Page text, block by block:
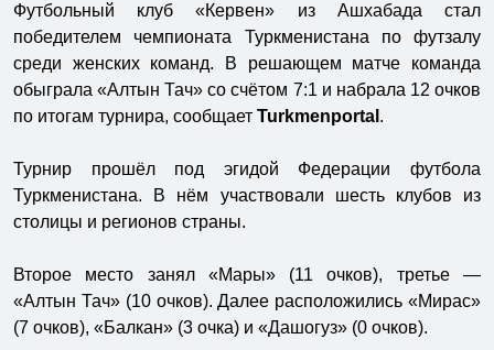
Футбольный клуб «Кервен» из Ашхабада стал
победителем чемпионата Туркменистана по футзалу
среди женских команд. В решающем матче команда
обыграла «Алтын Тач» со счётом 7:1 и набрала 12 очков
по итогам турнира, сообщает Turkmenportal .
Турнир прошёл под эгидой Федерации футбола
Туркменистана. В нём участвовали шесть клубов из
столицы и регионов страны.
Второе место занял «Мары» (11 очков), третье —
«Алтын Тач» (10 очков). Далее расположились «Мирас»
(7 очков), «Балкан» (3 очка) и «Дашогуз» (0 очков).